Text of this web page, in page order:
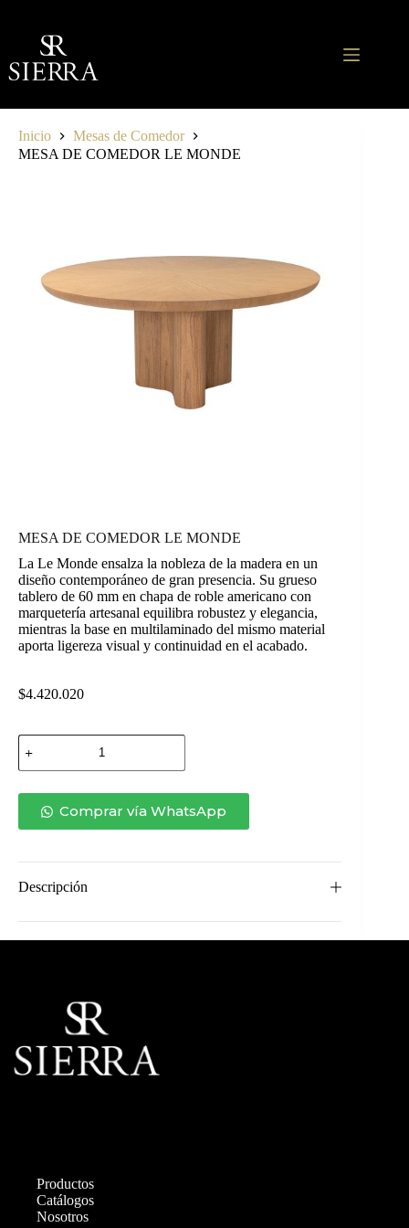
contenido
Inicio
Mesas de Comedor
MESA DE COMEDOR LE MONDE
MESA DE COMEDOR LE MONDE
La Le Monde ensalza la nobleza de la madera en un
diseño contemporáneo de gran presencia. Su grueso
tablero de 60 mm en chapa de roble americano con
marquetería artesanal equilibra robustez y elegancia,
mientras la base en multilaminado del mismo material
aporta ligereza visual y continuidad en el acabado.
$4.420.020
MESA
DE
COMEDOR
MONDE
cantidadComprar vía WhatsApp
Descripción
Productos
Catálogos
Nosotros